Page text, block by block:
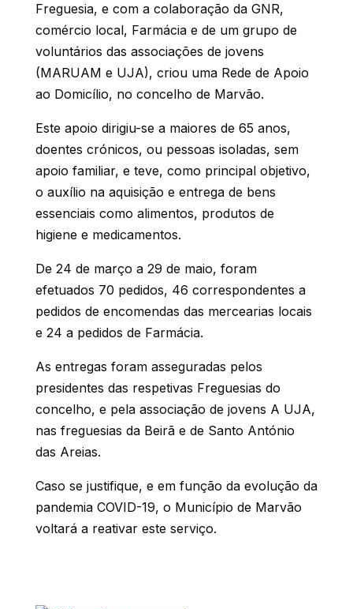
Freguesia, e com a colaboração da GNR,
comércio local, Farmácia e de um grupo de
voluntários das associações de jovens
(MARUAM e UJA), criou uma Rede de Apoio
ao Domicílio, no concelho de Marvão.
Este apoio dirigiu-se a maiores de 65 anos,
doentes crónicos, ou pessoas isoladas, sem
apoio familiar, e teve, como principal objetivo,
o auxílio na aquisição e entrega de bens
essenciais como alimentos, produtos de
higiene e medicamentos.
De 24 de março a 29 de maio, foram
efetuados 70 pedidos, 46 correspondentes a
pedidos de encomendas das mercearias locais
e 24 a pedidos de Farmácia.
As entregas foram asseguradas pelos
presidentes das respetivas Freguesias do
concelho, e pela associação de jovens A UJA,
nas freguesias da Beirã e de Santo António
das Areias.
Caso se justifique, e em função da evolução da
pandemia COVID-19, o Município de Marvão
voltará a reativareste serviço.